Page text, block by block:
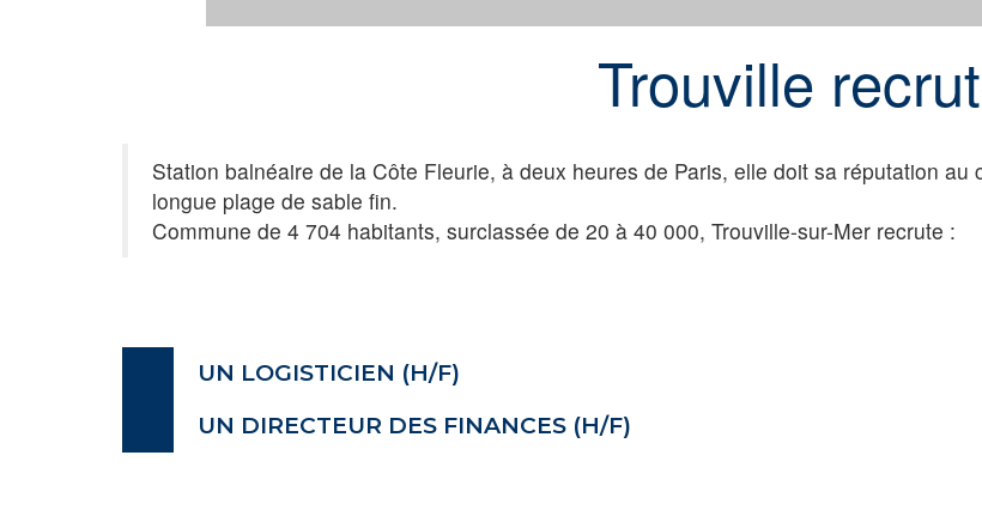
Trouville
Station balnéaire de la Côte Fleurie, à deux heures de Paris, elle doit sa réputation
longue plage de sable fin.
Commune de 4 704 habitants, surclassée de 20 à 40 000, Trouville-sur-Mer recrute :
UN LOGISTICIEN (H/F)
UN DIRECTEUR DES FINANCES (H/F)